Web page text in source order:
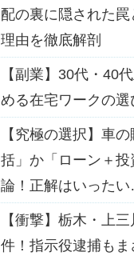
配の裏に隠された
理由を徹底解剖
【副業】30代・40
める在宅ワークの選
【究極の選択】車
括」か「ローン＋
論！正解はいった
【衝撃】栃木・上
件！指示役逮捕も